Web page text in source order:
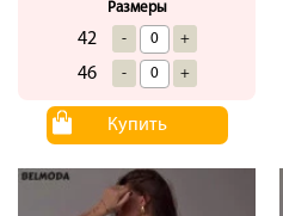
Размеры
42 - +
46 - +
Купить